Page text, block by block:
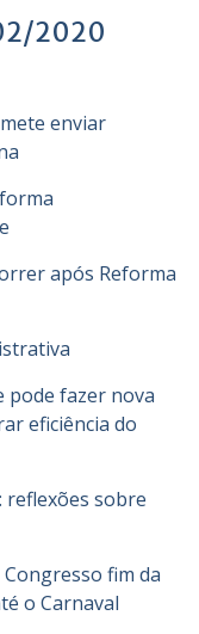
2020
enviar
após Reforma
pode fazer nova
eficiência do
reflexões sobre
fim da
o Carnaval